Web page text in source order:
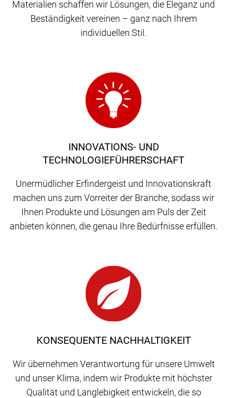
Materialien schaffen wir Lösungen, die Eleganz und
Beständigkeit vereinen – ganz nach Ihrem
individuellen Stil.
KONSEQUENTE NACHHALTIGKEIT
Wir übernehmen Verantwortung für unsere Umwelt
und unser Klima, indem wir Produkte mit höchster
Qualität und Langlebigkeit entwickeln, die so
INNOVATIONS- UND
TECHNOLOGIEFÜHRERSCHAFT
Unermüdlicher Erfindergeist und Innovationskraft
machen uns zum Vorreiter der Branche, sodass wir
Ihnen Produkte und Lösungen am Puls der Zeit
anbieten können, die genau Ihre Bedürfnisse erfüllen.